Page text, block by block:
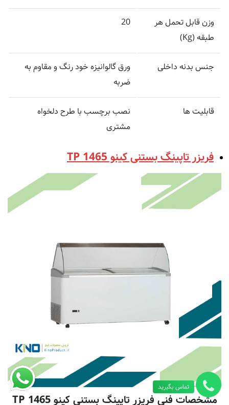
وزن قابل تحمل هر
طبقه (Kg)
20
جنس بدنه داخلی
ورق گالوانیزه خود رنگ و مقاوم به
ضربه
قابلیت ها
نصب برچسب با طرح دلخواه
مشتری
فریزر تاپینگ بستنی کینو TP 1465
مشخصات فنی فریزر تاپینگ بستنی کینو TP 1465
تماس بگیرید